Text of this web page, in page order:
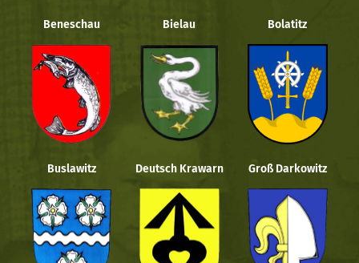
Beneschau Bielau Bolatitz
Buslawitz Deutsch Krawarn Groß Darkowitz